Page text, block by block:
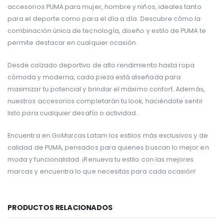
accesorios PUMA para mujer, hombre y niños, ideales tanto
para el deporte como para el día a día. Descubre cómo la
combinación única de tecnología, diseño y estilo de PUMA te
permite destacar en cualquier ocasión.
Desde calzado deportivo de alto rendimiento hasta ropa
cómoda y moderna, cada pieza está diseñada para
maximizar tu potencial y brindar el máximo confort. Además,
nuestros accesorios completarán tu look, haciéndote sentir
listo para cualquier desafío o actividad.
Encuentra en GoMarcas Latam los estilos más exclusivos y de
calidad de PUMA, pensados para quienes buscan lo mejor en
moda y funcionalidad. ¡Renueva tu estilo con las mejores
marcas y encuentra lo que necesitas para cada ocasión!
PRODUCTOS RELACIONADOS